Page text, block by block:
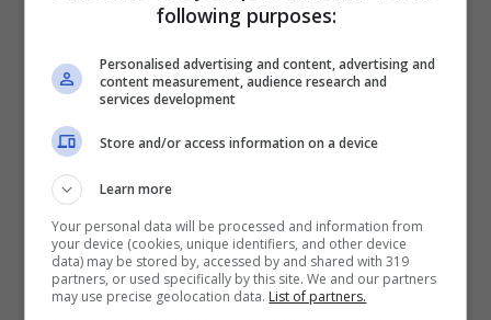
Ma l’incrocio è doppio – racconta il
Carlino – perché se alla fine Liberali dovesse
scegliereSassuolo, i neroverdi si potrebbero
liberare di
Cristian Volpato . L’australiano ex
concorrenza della Fiorentina di Fabio
Grosso.
Lo stesso Grosso che lo ha avuto per due
following purposes:
Personalised advertising and content, advertising and
content measurement, audience research and
services development
Store and/or access information on a device
Learn more
Your personal data will be processed and information from
your device (cookies, unique identifiers, and other device
data) may be stored by, accessed by and shared with 319
partners, or used specifically by this site. We and our partners
may use precise geolocation data. List of partners.